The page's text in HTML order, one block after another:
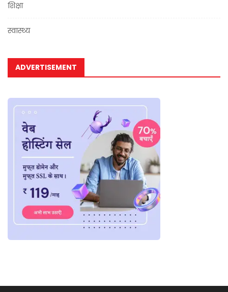
शिक्षा
स्वास्थ्य
ADVERTISEMENT